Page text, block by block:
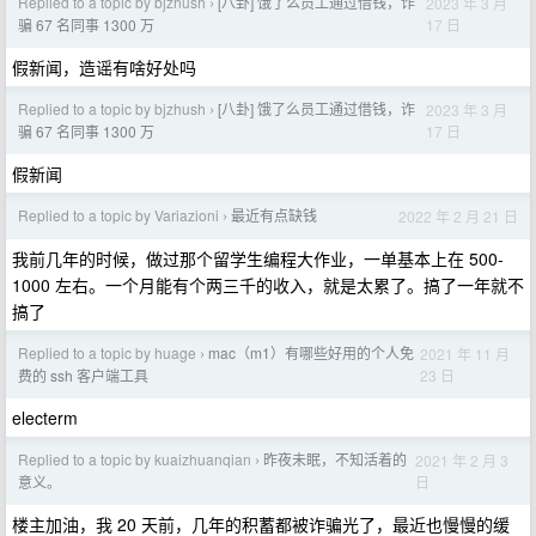
›
骗 67 名同事 1300 万
17 日
假新闻，造谣有啥好处吗
Replied to a topic by bjzhush › [八卦] 饿了么员工通过借钱，诈
骗 67 名同事 1300 万
2023 年 3 月
17 日
假新闻
Replied to a topic by Variazioni › 最近有点缺钱 2022 年 2 月 21 日
我前几年的时候，做过那个留学生编程大作业，一单基本上在 500-
1000 左右。一个月能有个两三千的收入，就是太累了。搞了一年就不
搞了
Replied to a topic by huage › mac（m1）有哪些好用的个人免
费的 ssh 客户端工具
2021 年 11 月
23 日
electerm
Replied to a topic by kuaizhuanqian › 昨夜未眠，不知活着的
意义。
2021 年 2 月 3
日
楼主加油，我 20 天前，几年的积蓄都被诈骗光了，最近也慢慢的缓